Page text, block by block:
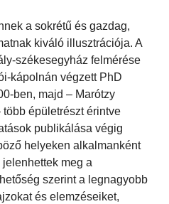
a sokrétű és gazdag,
kiváló illusztrációja. A
székesegyház felmérése
kápolnán végzett PhD
ben, majd – Marótzy
épületrészt érintve
publikálása végig
helyeken alkalmanként
meg a
szerint a legnagyobb
és elemzéseiket,